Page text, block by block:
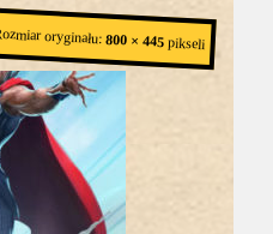
oryginału:800 × 445pikseli